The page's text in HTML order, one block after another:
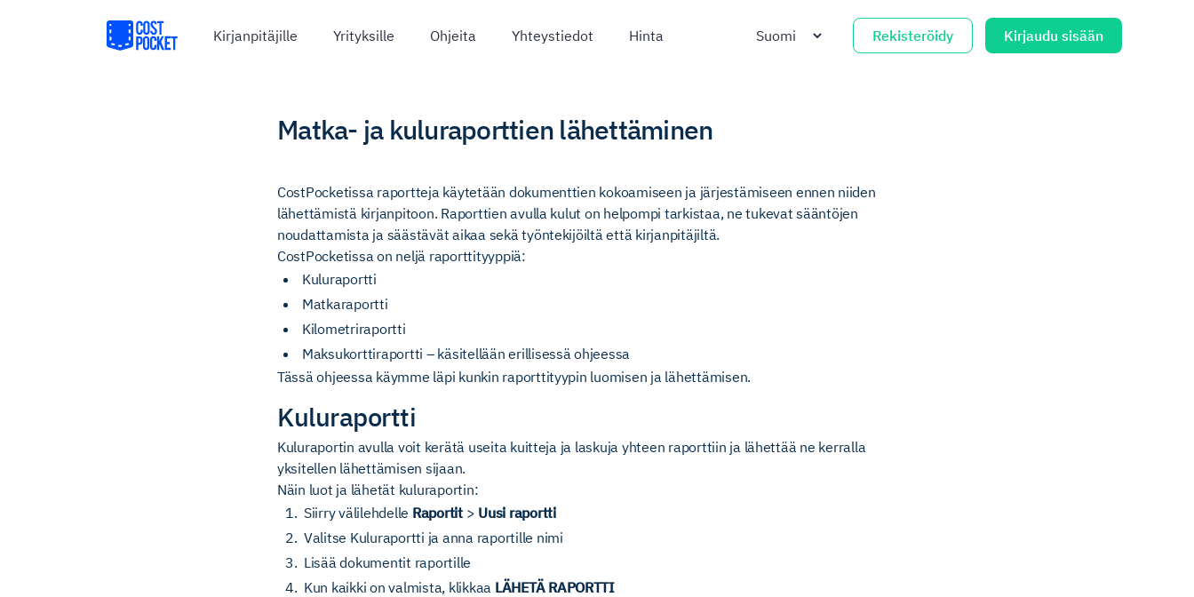
Kirjanpitäjille Yrityksille Ohjeita Yhteystiedot Hinta Rekisteröidy Kirjaudu sisään
Matka- ja kuluraporttien lähettäminen
CostPocketissa raportteja käytetään dokumenttien kokoamiseen ja järjestämiseen ennen niiden
lähettämistä kirjanpitoon. Raporttien avulla kulut on helpompi tarkistaa, ne tukevat sääntöjen
noudattamista ja säästävät aikaa sekä työntekijöiltä että kirjanpitäjiltä.
CostPocketissa on neljä raporttityyppiä:
Kuluraportti
Matkaraportti
Kilometriraportti
Maksukorttiraportti – käsitellään erillisessä ohjeessa
Tässä ohjeessa käymme läpi kunkin raporttityypin luomisen ja lähettämisen.
Kuluraportti
Kuluraportin avulla voit kerätä useita kuitteja ja laskuja yhteen raporttiin ja lähettää ne kerralla
yksitellen lähettämisen sijaan.
Näin luot ja lähetät kuluraportin:
Siirry välilehdelle Raportit > Uusi raportti
Valitse Kuluraportti ja anna raportille nimi
Lisää dokumentit raportille
Kun kaikki on valmista, klikkaa LÄHETÄ RAPORTTI